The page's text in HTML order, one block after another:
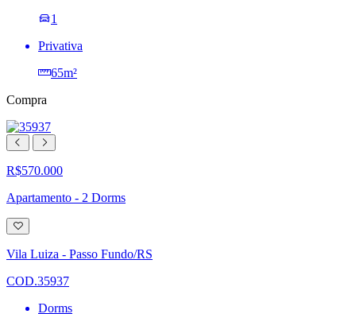
1
Privativa
65m²
Compra
R$570.000
Apartamento - 2 Dorms
Adicionar
à
lista
de
Vila Luiza - Passo Fundo/RS
COD.35937
Dorms